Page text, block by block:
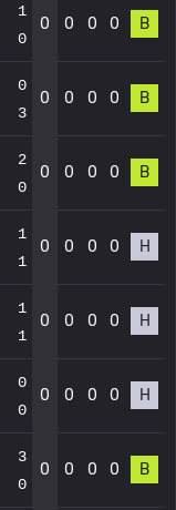
1
0
0 0 0 0 В
0
3
0 0 0 0 В
2
0
0 0 0 0 В
1
1
0 0 0 0 Н
1
1
0 0 0 0 Н
0
0
0 0 0 0 Н
3
0
0 0 0 0 В